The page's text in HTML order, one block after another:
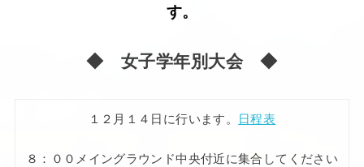
す。
◆ 女子学年別大会 ◆
１２月１４日に行います。 日程表
８：００メイングラウンド中央付近に集合してください